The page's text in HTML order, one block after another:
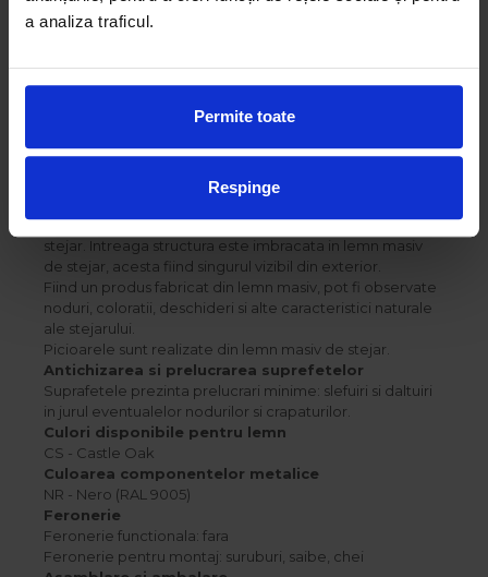
a analiza traficul.
Permite toate
Respinge
Accesorii
disponibile
Garantie 24 luni
Pentru a asigura planeitatea si durabilitatea placii de
masa, aceasta a fost conceputa intr-o structura speciala,
exterior lamele si elemente groase din lemn masiv de
stejar. Intreaga structura este imbracata in lemn masiv
de stejar, acesta fiind singurul vizibil din exterior.
Fiind un produs fabricat din lemn masiv, pot fi observate
noduri, coloratii, deschideri si alte caracteristici naturale
ale stejarului.
Picioarele sunt realizate din lemn masiv de stejar.
Antichizarea si prelucrarea suprefetelor
Suprafetele prezinta prelucrari minime: slefuiri si daltuiri
in jurul eventualelor nodurilor si crapaturilor.
Culori disponibile pentru lemn
CS - Castle Oak
Culoarea componentelor metalice
NR - Nero (RAL 9005)
Feronerie
Feronerie functionala: fara
Feronerie pentru montaj: suruburi, saibe, chei